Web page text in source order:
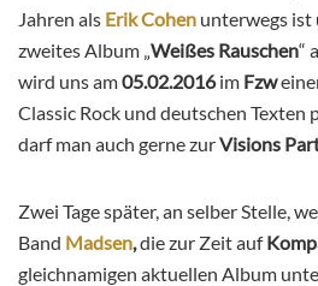
Jahren als Erik Cohen unterwegs ist
zweites Album „ Weißes Rauschen“
wird uns am05.02.2016im Fzw
Classic Rock und deutschen Texten
darf man auch gerne zurVisions
Zwei Tage später, an selber Stelle,
Band Madsen,die zur Zeit auf
gleichnamigen aktuellen Album